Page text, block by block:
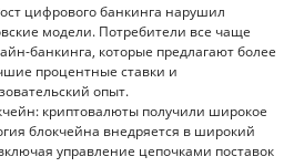
цифрового банкинга нарушил
модели. Потребители все чаще
банкинга, которые предлагают более
процентные ставки и
опыт.
криптовалюты получили широкое
блокчейна внедряется в широкий
управление цепочками поставок